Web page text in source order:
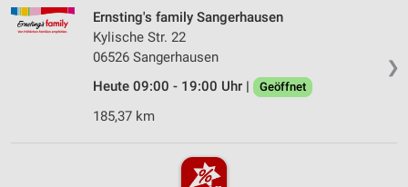
❯
Ernsting's family Sangerhausen
Kylische Str. 22
06526 Sangerhausen
Heute 09:00 - 19:00 Uhr |
Geöffnet
185,37 km